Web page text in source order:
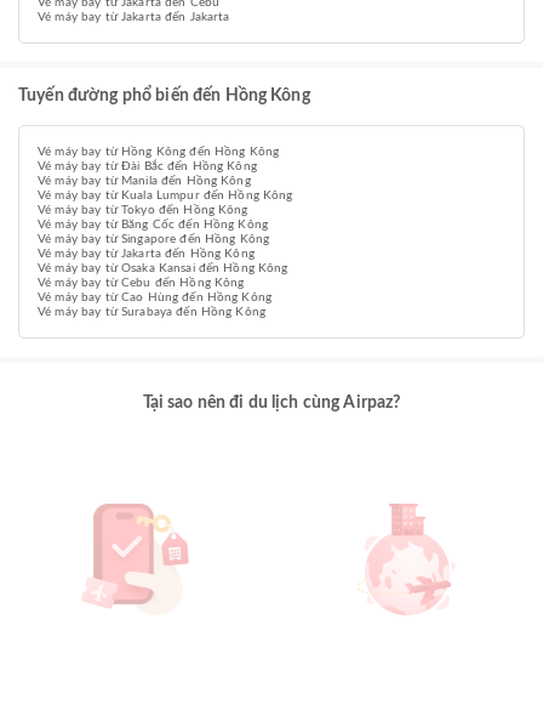
Vé máy bay từ Jakarta đến Cebu
Vé máy bay từ Jakarta đến Jakarta
Tuyến đường phổ biến đến Hồng Kông
Vé máy bay từ Hồng Kông đến Hồng Kông
Vé máy bay từ Đài Bắc đến Hồng Kông
Vé máy bay từ Manila đến Hồng Kông
Vé máy bay từ Kuala Lumpur đến Hồng Kông
Vé máy bay từ Tokyo đến Hồng Kông
Vé máy bay từ Băng Cốc đến Hồng Kông
Vé máy bay từ Singapore đến Hồng Kông
Vé máy bay từ Jakarta đến Hồng Kông
Vé máy bay từ Osaka Kansai đến Hồng Kông
Vé máy bay từ Cebu đến Hồng Kông
Vé máy bay từ Cao Hùng đến Hồng Kông
Vé máy bay từ Surabaya đến Hồng Kông
Tại sao nên đi du lịch cùng Airpaz?